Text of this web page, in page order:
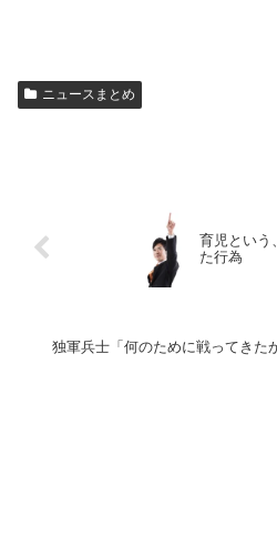
ニュースまとめ
育児という
た行為
独軍兵士「何のために戦ってきた